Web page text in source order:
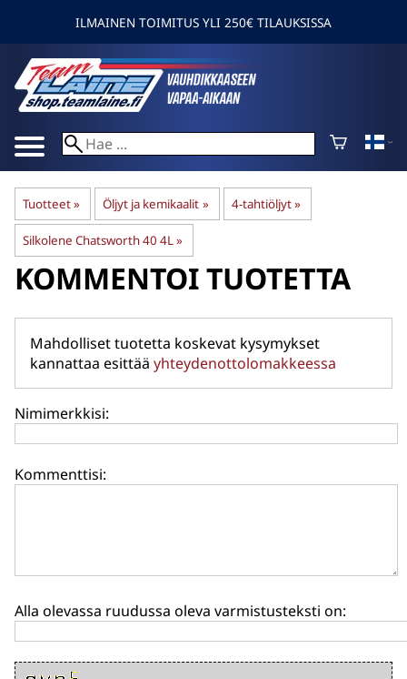
ILMAINEN TOIMITUS YLI 250€ TILAUKSISSA
Tuotteet‪» Öljyt ja kemikaalit ‪» 4-tahtiöljyt‪»
Silkolene Chatsworth 40 4L‪»
KOMMENTOI TUOTETTA
Mahdolliset tuotetta koskevat kysymykset
kannattaa esittää yhteydenottolomakkeessa
Nimimerkkisi:
Kommenttisi:
Alla olevassa ruudussa oleva varmistusteksti on: